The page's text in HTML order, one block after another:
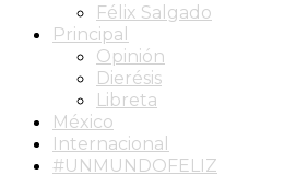
Félix Salgado
Principal
Opinión
Dierésis
Libreta
México
Internacional
#UNMUNDOFELIZ